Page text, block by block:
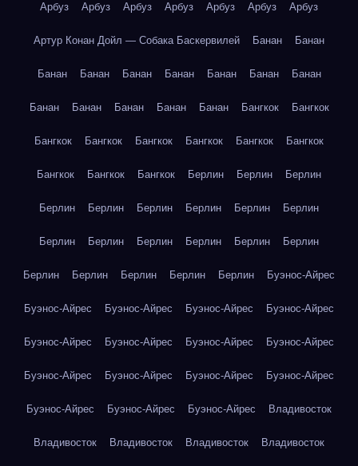
Арбуз Арбуз Арбуз Арбуз Арбуз Арбуз Арбуз
Артур Конан Дойл — Собака Баскервилей Банан Банан
Банан Банан Банан Банан Банан Банан Банан
Банан Банан Банан Банан Банан Бангкок Бангкок
Бангкок Бангкок Бангкок Бангкок Бангкок Бангкок
Бангкок Бангкок Бангкок Берлин Берлин Берлин
Берлин Берлин Берлин Берлин Берлин Берлин
Берлин Берлин Берлин Берлин Берлин Берлин
Берлин Берлин Берлин Берлин Берлин Буэнос-Айрес
Буэнос-Айрес Буэнос-Айрес Буэнос-Айрес Буэнос-Айрес
Буэнос-Айрес Буэнос-Айрес Буэнос-Айрес Буэнос-Айрес
Буэнос-Айрес Буэнос-Айрес Буэнос-Айрес Буэнос-Айрес
Буэнос-Айрес Буэнос-Айрес Буэнос-Айрес Владивосток
Владивосток Владивосток Владивосток Владивосток